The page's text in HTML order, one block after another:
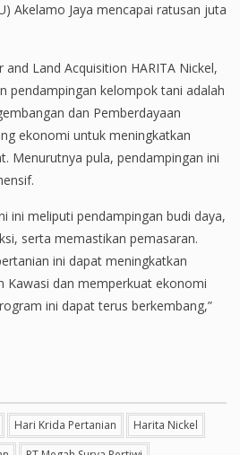
Akelamo Jaya mencapai ratusan juta
Land Acquisition HARITA Nickel,
pendampingan kelompok tani adalah
dan Pemberdayaan
ekonomi untuk meningkatkan
Menurutnya pula, pendampingan ini
ini meliputi pendampingan budi daya,
serta memastikan pemasaran.
ini dapat meningkatkan
Kawasi dan memperkuat ekonomi
ini dapat terus berkembang,”
Hari Krida Pertanian
Harita Nickel